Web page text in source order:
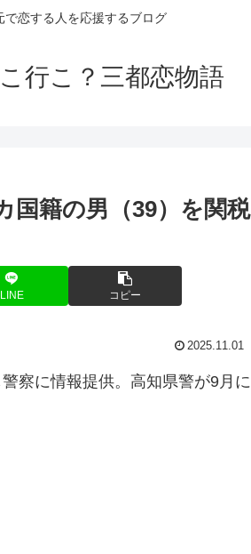
で恋する人を応援するブログ
行こ？三都恋物語
国籍の男（39）を関税
LINE コピー
2025.11.01
察に情報提供。高知県警が9月に